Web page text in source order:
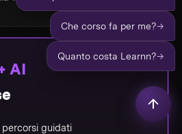
AI
guidati
Che corso fa per me?→
Quanto costa Learnn?→